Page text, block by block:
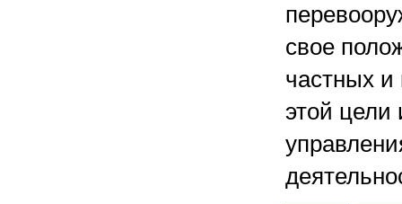
свое
частных и
этой цели